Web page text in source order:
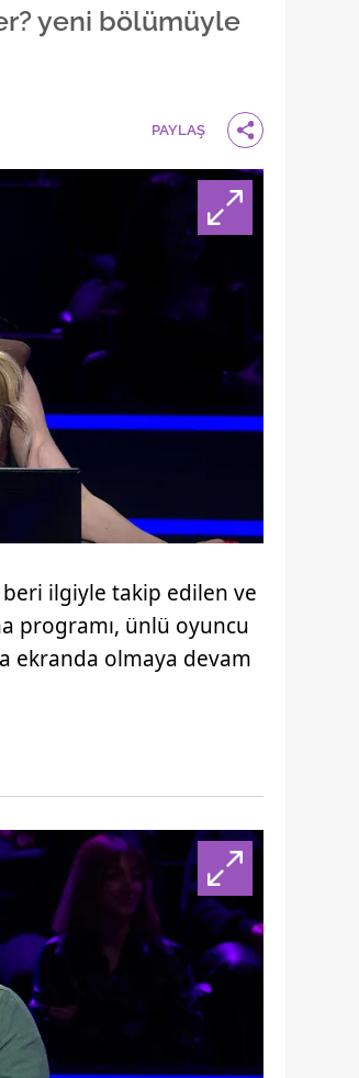
yeni bölümüyle
PAYLAŞ
beri ilgiyle takip edilen ve
programı, ünlü oyuncu
ekranda olmaya devam